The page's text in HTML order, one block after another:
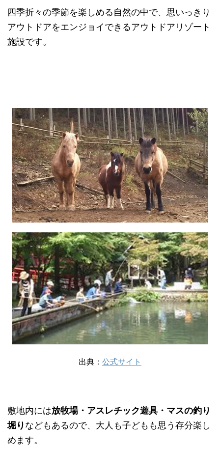
四季折々の季節を楽しめる自然の中で、思いっきり
アウトドアをエンジョイできるアウトドアリゾート
施設です。
出典： 公式サイト
敷地内には放牧場・アスレチック遊具・マスの釣り
堀りなどもあるので、大人も子どもも思う存分楽し
めます。